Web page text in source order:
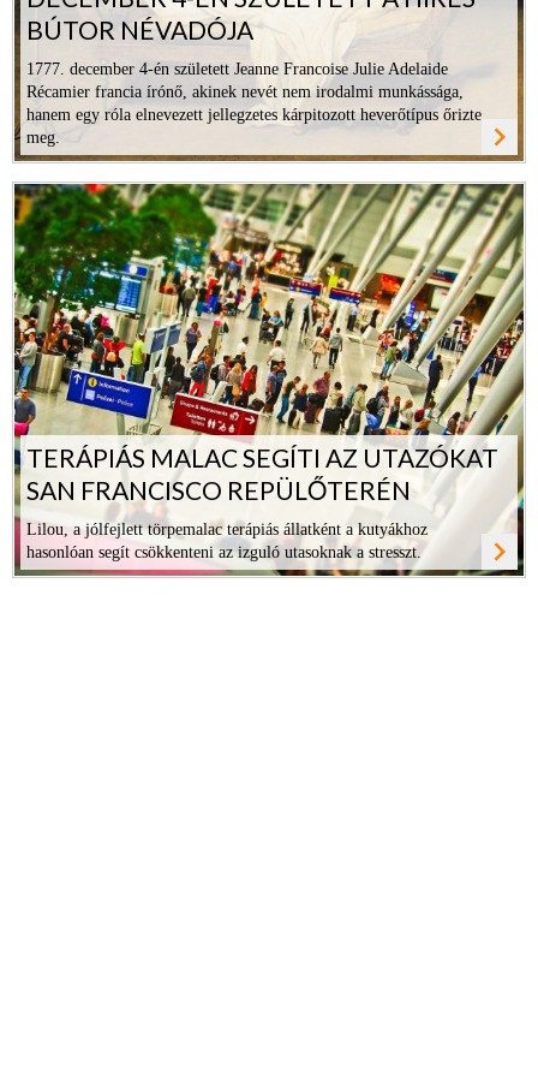
BÚTOR NÉVADÓJA
1777. december 4-én született Jeanne Francoise Julie Adelaide
Récamier francia írónő, akinek nevét nem irodalmi munkássága,
hanem egy róla elnevezett jellegzetes kárpitozott heverőtípus őrizte
meg.
navigate_next
TERÁPIÁS MALAC SEGÍTI AZ UTAZÓKAT
SAN FRANCISCO REPÜLŐTERÉN
Lilou, a jólfejlett törpemalac terápiás állatként a kutyákhoz
hasonlóan segít csökkenteni az izguló utasoknak a stresszt.
navigate_next